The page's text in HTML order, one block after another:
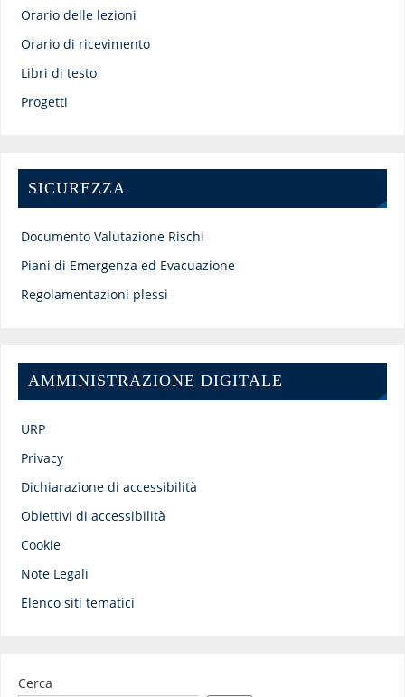
Orario delle lezioni
Orario di ricevimento
Libri di testo
Progetti
SICUREZZA
Documento Valutazione Rischi
Piani di Emergenza ed Evacuazione
Regolamentazioni plessi
AMMINISTRAZIONE DIGITALE
URP
Privacy
Dichiarazione di accessibilità
Obiettivi di accessibilità
Cookie
Note Legali
Elenco siti tematici
Cerca